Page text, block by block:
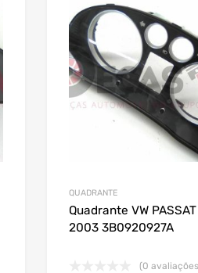
QUADRANTE
Quadrante VW
2003 3B0920927A
(0